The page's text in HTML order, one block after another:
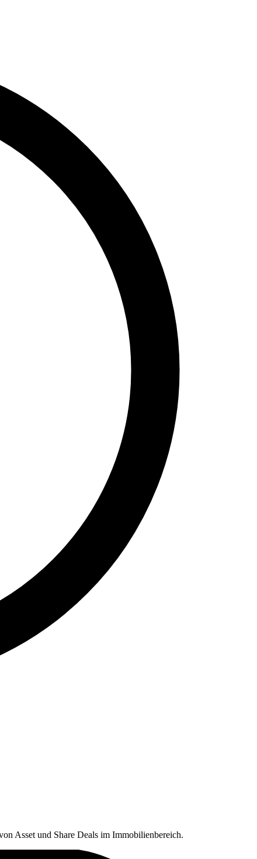
Asset und Share Deals im Immobilienbereich.